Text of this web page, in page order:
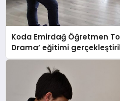
Koda Emirdağ Öğretmen
Drama’ eğitimi